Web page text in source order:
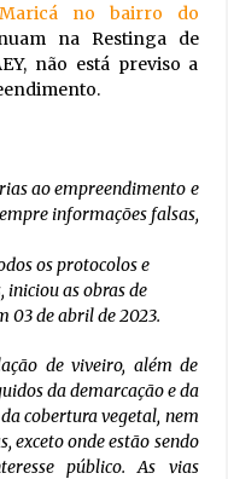
no bairro do
na Restinga de
não está previso a
ao empreendimento e
informações falsas,
os protocolos e
iniciou as obras de
03 de abril de 2023.
de viveiro, além de
da demarcação e da
cobertura vegetal, nem
exceto onde estão sendo
público. As vias